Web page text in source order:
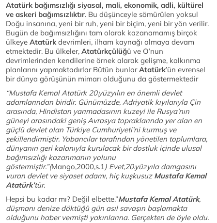
Atatürk bağımsızlığı siyasal, mali, ekonomik, adli, kültürel
ve askeri bağımsızlıktır. Bu düşünceyle sömürülen yoksul
Doğu insanına, yeni bir ruh, yeni bir biçim, yeni bir yön verilir.
Bugün de bağımsızlığını tam olarak kazanamamış birçok
ülkeye Atatürkdevrimleri, ilham kaynağı olmaya devam
etmektedir. Bu ülkeler, Atatürkçülüğü ve O’nun
devrimlerinden kendilerine örnek alarak gelişme, kalkınma
planlarını yapmaktadırlar Bütün bunlarAtatürk’ün evrensel
bir dünya görüşünün mimarı olduğunu da göstermektedir
“Mustafa Kemal Atatürk 20.yüzyılın en önemli devlet
adamlarından biridir. Günümüzde, Adriyatik kıyılarıyla Çin
arasında, Hindistan yarımadasının kuzeyi ile Rusya’nın
güneyi arasındaki geniş Avrasya topraklarında yer alan en
güçlü devlet olan Türkiye Cumhuriyeti’ni kurmuş ve
şekillendirmiştir. Yabancılar tarafından yönetilen toplumlara,
dünyanın geri kalanıyla kurulacak bir dostluk içinde ulusal
bağımsızlığı kazanmanın yolunu
göstermiştir.”(Mango,2000,s.1) Evet,20.yüzyıla damgasını
vuran devlet ve siyaset adamı, hiç kuşkusuz Mustafa Kemal
Atatürk’tür.
Hepsi bu kadar mı? Değil elbette.”Mustafa Kemal Atatürk,
düşmanı denize döktüğü gün asıl savaşın başlamakta
olduğunu haber vermişti yakınlarına. Gerçekten de öyle oldu.